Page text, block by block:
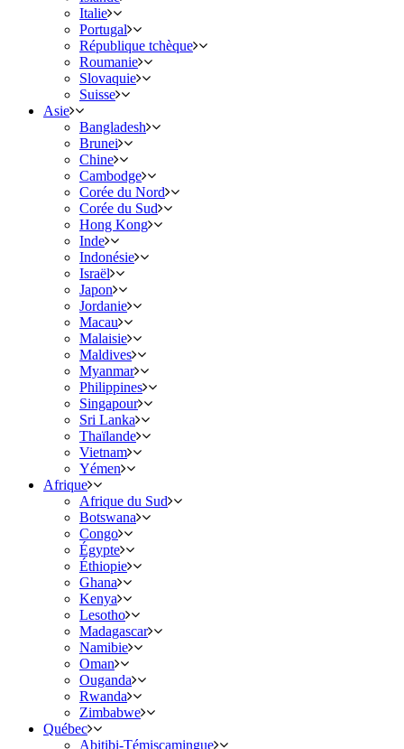
Italie
Portugal
République tchèque
Roumanie
Slovaquie
Suisse
Asie
Bangladesh
Brunei
Chine
Cambodge
Corée du Nord
Corée du Sud
Hong Kong
Inde
Indonésie
Israël
Japon
Jordanie
Macau
Malaisie
Maldives
Myanmar
Philippines
Singapour
Sri Lanka
Thaïlande
Vietnam
Yémen
Afrique
Afrique du Sud
Botswana
Congo
Égypte
Éthiopie
Ghana
Kenya
Lesotho
Madagascar
Namibie
Oman
Ouganda
Rwanda
Zimbabwe
Québec
Abitibi-Témiscamingue